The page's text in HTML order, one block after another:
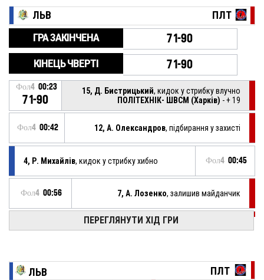
ЛЬВ ПЛТ
ГРА ЗАКІНЧЕНА 71-90
КІНЕЦЬ ЧВЕРТІ 71-90
Фол4 00:23
71-90
15, Д. Бистрицький, кидок у стрибку влучно
ПОЛІТЕХНІК- ШВСМ (Харків) - + 19
Фол4 00:42 12, А. Олександров, підбирання у захисті
4, Р. Михайлів, кидок у стрибку хибно Фол4 00:45
Фол4 00:56 7, А. Лозенко, залишив майданчик
10, О. Кучерюков , вийшов на майданчик
6, Д. Ковальчук, залишив майданчик
ПЕРЕГЛЯНУТИ ХІД ГРИ
ЛЬВ ПЛТ